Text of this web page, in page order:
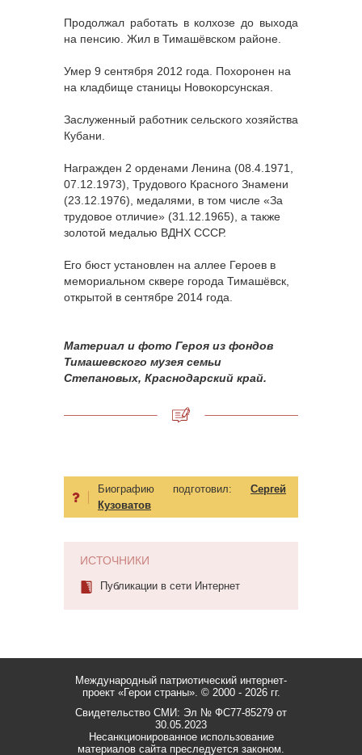
Продолжал работать в колхозе до выхода
на пенсию. Жил в Тимашёвском районе.
Умер 9 сентября 2012 года. Похоронен на
на кладбище станицы Новокорсунская.
Заслуженный работник сельского хозяйства
Кубани.
Награжден 2 орденами Ленина (08.4.1971,
07.12.1973), Трудового Красного Знамени
(23.12.1976), медалями, в том числе «За
трудовое отличие» (31.12.1965), а также
золотой медалью ВДНХ СССР.
Его бюст установлен на аллее Героев в
мемориальном сквере города Тимашёвск,
открытой в сентябре 2014 года.
Материал и фото Героя из фондов
Тимашевского музея семьи
Степановых, Краснодарский край.
Биографию подготовил: Сергей
Кузоватов
ИСТОЧНИКИ
Публикации в сети Интернет
Международный патриотический интернет-
проект «Герои страны». © 2000 - 2026 гг.
Свидетельство СМИ: Эл № ФС77-85279 от
30.05.2023
Несанкционированное использование
материалов сайта преследуется законом.